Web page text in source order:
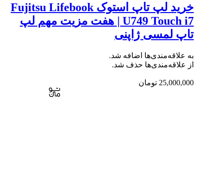
خرید لپ تاپ استوک Fujitsu Lifebook
U749 Touch i7 | هفت مزیت مهم لپ
تاپ لمسی ژاپنی
به علاقه‌مندی‌ها اضافه شد.
از علاقه‌مندی‌ها حذف شد.
25,000,000 تومان